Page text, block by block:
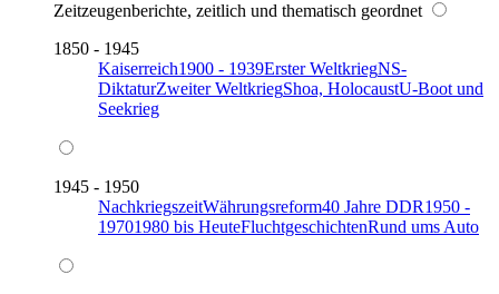
Zeitzeugenberichte, zeitlich und thematisch geordnet
1850 - 1945
Kaiserreich1900 - 1939Erster WeltkriegNS-
DiktaturZweiter WeltkriegShoa, HolocaustU-Boot und
Seekrieg
1945 - 1950
NachkriegszeitWährungsreform40 Jahre DDR1950 -
19701980 bis HeuteFluchtgeschichtenRund ums Auto